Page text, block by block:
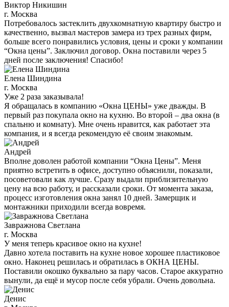
Виктор Никишин
г. Москва
Потребовалось застеклить двухкомнатную квартиру быстро и
качественно, вызвал мастеров замера из трех разных фирм,
больше всего понравились условия, цены и сроки у компании
“Окна цены”. Заключил договор. Окна поставили через 5
дней после заключения! Спасибо!
Елена Шиндина
г. Москва
Уже 2 раза заказывала!
Я обращалась в компанию «Окна ЦЕНЫ» уже дважды. В
первый раз покупала окно на кухню. Во второй – два окна (в
спальню и комнату). Мне очень нравится, как работает эта
компания, и я всегда рекомендую её своим знакомым.
Андрей
Вполне доволен работой компании “Окна Цены”. Меня
приятно встретить в офисе, доступно объяснили, показали,
посоветовали как лучше. Сразу выдали приблизительную
цену на всю работу, и рассказали сроки. От момента заказа,
процесс изготовления окна занял 10 дней. Замерщик и
монтажники приходили всегда вовремя.
Завражнова Светлана
г. Москва
У меня теперь красивое окно на кухне!
Давно хотела поставить на кухне новое хорошее пластиковое
окно. Наконец решилась и обратилась в ОКНА ЦЕНЫ.
Поставили окошко буквально за пару часов. Старое аккуратно
вынули, да ещё и мусор после себя убрали. Очень довольна.
Денис